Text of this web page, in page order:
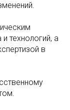
технологий, а
в